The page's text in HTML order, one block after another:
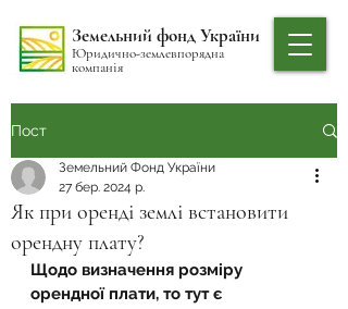
Земельний фонд України
Юридично-землевпорядна
компанія
Пост
Як при оренді землі встановити
орендну плату?
Земельний Фонд України
27 бер. 2024 р.
Щодо визначення розміру
орендної плати, то тут є